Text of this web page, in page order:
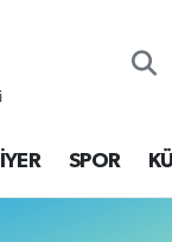
SPOR